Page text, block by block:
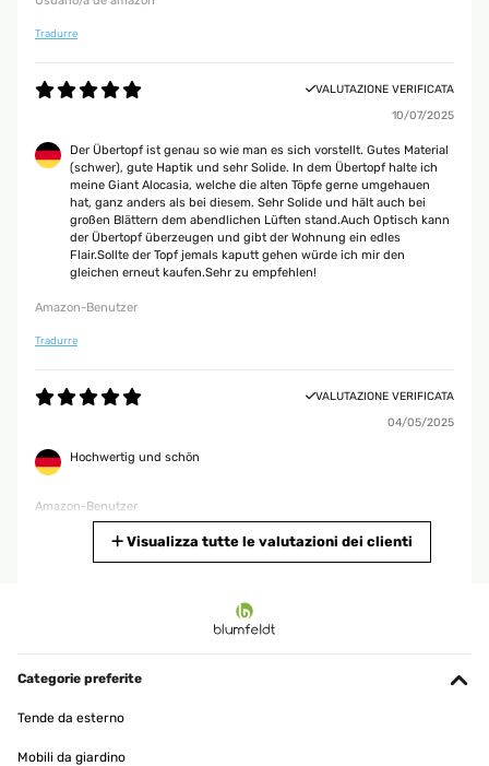
Tradurre
VALUTAZIONE VERIFICATA
10/07/2025
Der Übertopf ist genau so wie man es sich vorstellt. Gutes Material
(schwer), gute Haptik und sehr Solide. In dem Übertopf halte ich
meine Giant Alocasia, welche die alten Töpfe gerne umgehauen
hat, ganz anders als bei diesem. Sehr Solide und hält auch bei
großen Blättern dem abendlichen Lüften stand.Auch Optisch kann
der Übertopf überzeugen und gibt der Wohnung ein edles
Flair.Sollte der Topf jemals kaputt gehen würde ich mir den
gleichen erneut kaufen.Sehr zu empfehlen!
Amazon-Benutzer
Tradurre
VALUTAZIONE VERIFICATA
04/05/2025
Hochwertig und schön
Amazon-Benutzer
Visualizza tutte le valutazioni dei clienti
Categorie preferite
Tende da esterno
Mobili da giardino